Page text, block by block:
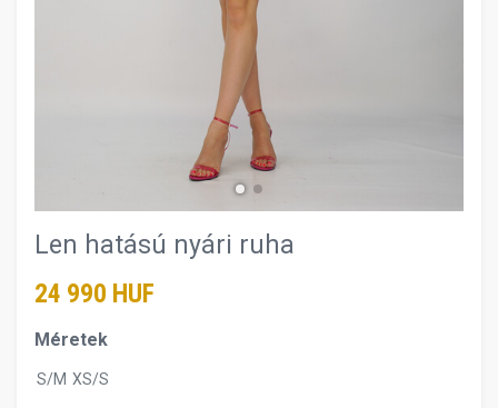
Len hatású nyári ruha
24 990 HUF
Méretek
S/M XS/S